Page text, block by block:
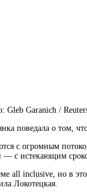
Gleb Garanich /
поведала о том,
с огромным
с истекающим
all inclusive, но в
Локотецкая.